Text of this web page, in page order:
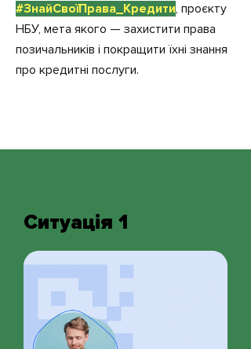
#ЗнайСвоїПрава_Кредити, проєкту
НБУ, мета якого — захистити права
позичальників і покращити їхні знання
про кредитні послуги.
Ситуація 1